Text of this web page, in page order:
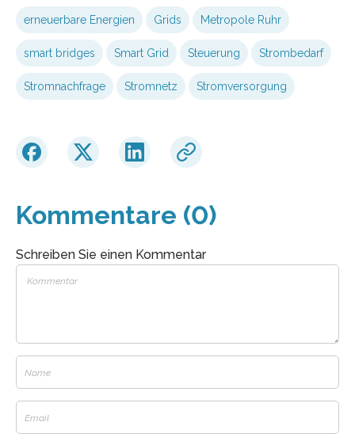
erneuerbare Energien Grids Metropole Ruhr
smart bridges Smart Grid Steuerung Strombedarf
Stromnachfrage Stromnetz Stromversorgung
Kommentare (0)
Schreiben Sie einen Kommentar